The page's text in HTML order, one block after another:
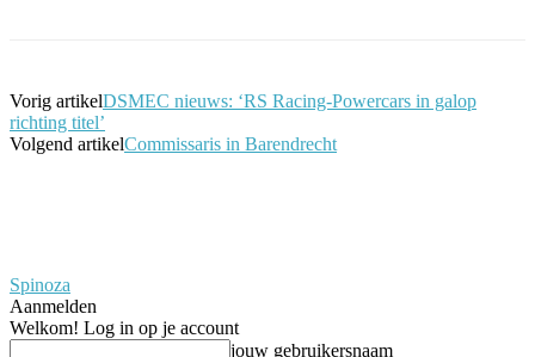
Vorig artikelDSMEC nieuws: ‘RS Racing-Powercars in galop
richting titel’
Volgend artikelCommissaris in Barendrecht
Spinoza
Aanmelden
Welkom! Log in op je account
jouw gebruikersnaam